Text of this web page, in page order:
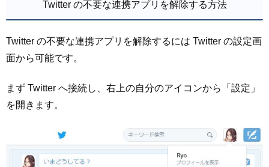
Twitter の不要な連携アプリを解除する方法
Twitter の不要な連携アプリを解除するには Twitter の設定画
面から可能です。
まず Twitter へ接続し、右上の自分のアイコンから「設定」
を開きます。